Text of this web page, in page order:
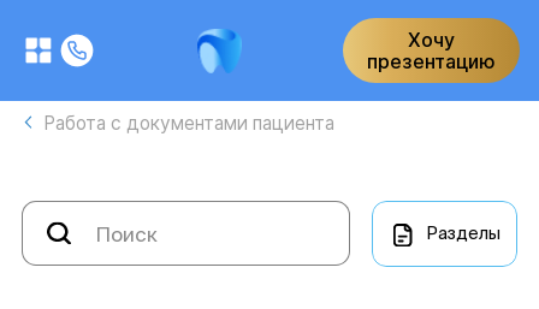
Хочу
презентацию
Работа с документами пациента
Разделы